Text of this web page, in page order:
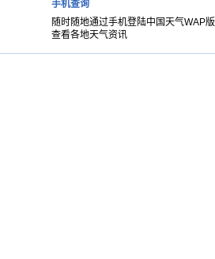
手机查询
随时随地通过手机登陆中国天气WAP版
查看各地天气资讯